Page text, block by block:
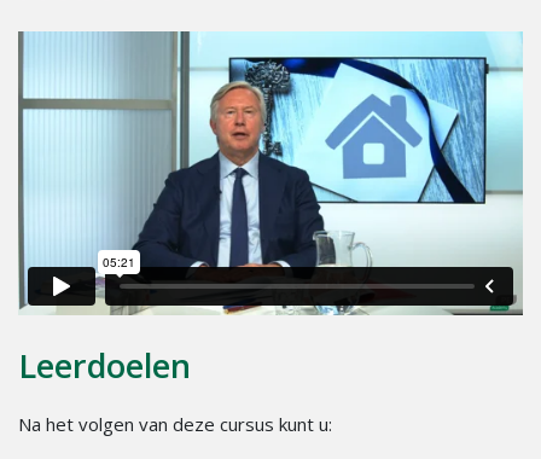
Leerdoelen
Na het volgen van deze cursus kunt u: